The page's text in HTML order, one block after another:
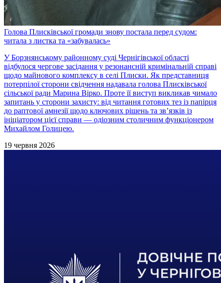
Голова Плисківської громади знову постала перед судом:
читала з листка та «забувалась»
У Борзнянському районному суді Чернігівської області
відбулося чергове засідання у резонансній кримінальній справі
щодо майнового комплексу в селі Плиски. Як представниця
потерпілої сторони свідчення надавала голова Плисківської
сільської ради Марина Вірко. Проте її виступ викликав чимало
запитань у сторони захисту: від читання готових тез із папірця
до раптової амнезії щодо ключових рішень та зв’язків із
ініціатором цієї справи — одіозним столичним функціонером
Михайлом Голицею.
19 червня 2026